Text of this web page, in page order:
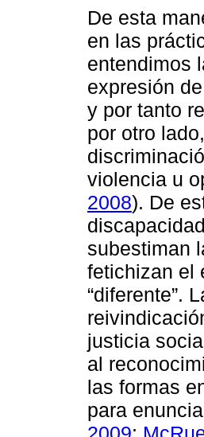
De esta
en las
entendimos
expresión
y por tanto
por otro
violencia u
2008). De
subestiman
fetichizan el
“diferente”.
justicia
al
las formas
para